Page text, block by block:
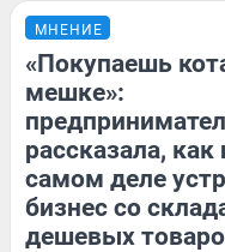
МНЕНИЕ
«Покупаешь
мешке»:
рассказала, как
самом деле
бизнес со
дешевых